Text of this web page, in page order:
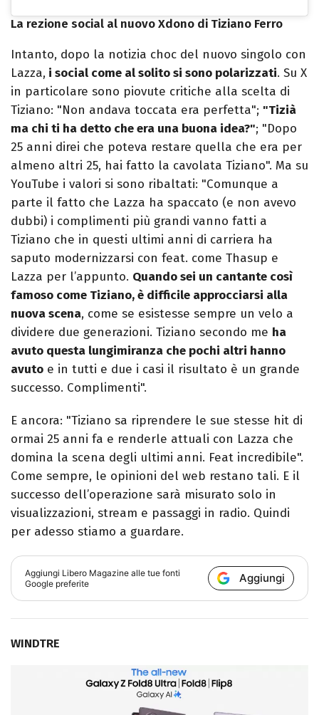
La rezione social al nuovo Xdono di Tiziano Ferro
Intanto, dopo la notizia choc del nuovo singolo con
Lazza, i social come al solito si sono polarizzati. Su X
in particolare sono piovute critiche alla scelta di
Tiziano: "Non andava toccata era perfetta"; "Tizià
ma chi ti ha detto che era una buona idea?"; "Dopo
25 anni direi che poteva restare quella che era per
almeno altri 25, hai fatto la cavolata Tiziano". Ma su
YouTube i valori si sono ribaltati: "Comunque a
parte il fatto che Lazza ha spaccato (e non avevo
dubbi) i complimenti più grandi vanno fatti a
Tiziano che in questi ultimi anni di carriera ha
saputo modernizzarsi con feat. come Thasup e
Lazza per l’appunto. Quando sei un cantante così
famoso come Tiziano, è difficile approcciarsi alla
nuova scena, come se esistesse sempre un velo a
dividere due generazioni. Tiziano secondo me ha
avuto questa lungimiranza che pochi altri hanno
avuto e in tutti e due i casi il risultato è un grande
successo. Complimenti".
E ancora: "Tiziano sa riprendere le sue stesse hit di
ormai 25 anni fa e renderle attuali con Lazza che
domina la scena degli ultimi anni. Feat incredibile".
Come sempre, le opinioni del web restano tali. E il
successo dell’operazione sarà misurato solo in
visualizzazioni, stream e passaggi in radio. Quindi
per adesso stiamo a guardare.
Aggiungi Libero Magazine alle tue fonti
Google preferite
Aggiungi
WINDTRE